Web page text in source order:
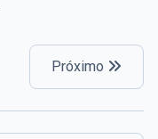
Próximo